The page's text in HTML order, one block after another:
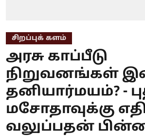
சிறப்புக் களம்
அரசு காப்பீடு
நிறுவனங்கள்
தனியார்மயம்? -
மசோதாவுக்கு
வலுப்பதன்